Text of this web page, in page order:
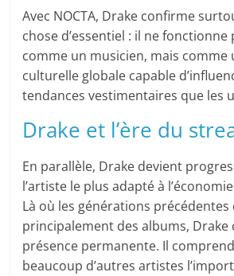
Avec NOCTA, Drake confirme
chose d’essentiel : il ne
comme un musicien, mais comme
culturelle globale capable
tendances vestimentaires que les
Drake et l’ère du
En parallèle, Drake devient
l’artiste le plus adapté à
Là où les générations
principalement des albums,
présence permanente. Il
beaucoup d’autres artistes